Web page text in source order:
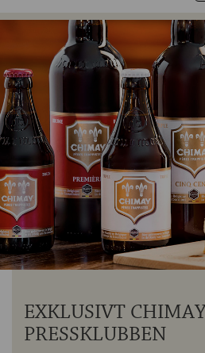
NYHETER
UTVALDA ÖL
UTVALDA
UTVALDA
OM
KONTAKTA
EXKLUSIVT
PRESSKLUBBEN